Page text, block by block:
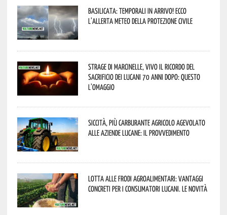
Basilicata: temporali in arrivo! Ecco
l’allerta meteo della Protezione civile
Strage di Marcinelle, vivo il ricordo del
sacrificio dei lucani 70 anni dopo: questo
l’omaggio
Siccità, più carburante agricolo agevolato
alle aziende lucane: il provvedimento
Lotta alle frodi agroalimentari: vantaggi
concreti per i consumatori lucani. Le novità